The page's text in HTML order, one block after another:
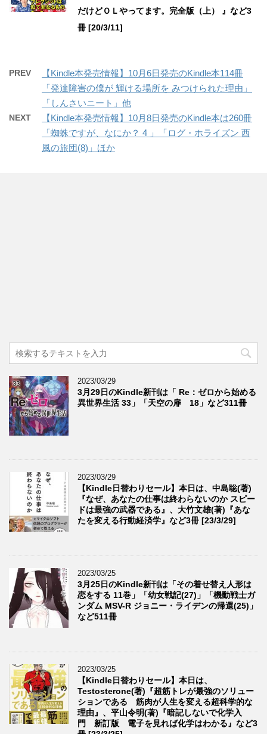
だけどＯＬやってます。完全版（上） 』など3
冊 [20/3/11]
PREV
【Kindle本発売情報】10月6日発売のKindle本114冊
「発達障害の僕が 輝ける場所を みつけられた理由」
「しんさいニート」他
NEXT
【Kindle本発売情報】10月8日発売のKindle本は260冊
「蜘蛛ですが、なにか？ 4 」「ログ・ホライズン 西
風の旅団(8)」ほか
2023/03/29
3月29日のKindle新刊は「 Re：ゼロから始める
異世界生活 33」「天空の扉 18」など311冊
2023/03/29
【Kindle日替わりセール】本日は、中島聡(著)
『なぜ、あなたの仕事は終わらないのか スピー
ドは最強の武器である』、大竹文雄(著)『あな
たを変える行動経済学』など3冊 [23/3/29]
2023/03/25
3月25日のKindle新刊は「その着せ替え人形は
恋をする 11巻」「幼女戦記(27)」「機動戦士ガ
ンダム MSV-R ジョニー・ライデンの帰還(25)」
など511冊
2023/03/25
【Kindle日替わりセール】本日は、
Testosterone(著)『超筋トレが最強のソリュー
ションである 筋肉が人生を変える超科学的な
理由』、平山令明(著)『暗記しないで化学入
門 新訂版 電子を見れば化学はわかる』など3